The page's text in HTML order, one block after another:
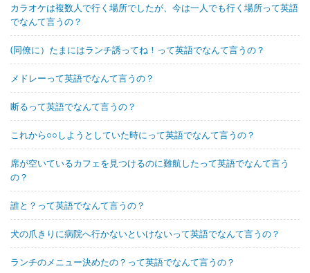
カラオケは複数人で行く場所でしたが、今は一人でも行く場所って英語
でなんて言うの？
(同僚に）たまにはランチ誘ってね！って英語でなんて言うの？
メドレーって英語でなんて言うの？
断るって英語でなんて言うの？
これから○○しようとしていた時にって英語でなんて言うの？
席が空いているカフェを見つけるのに難航したって英語でなんて言う
の？
誰と？って英語でなんて言うの？
犬の爪きりに病院へ行かないといけないって英語でなんて言うの？
ランチのメニュー決めたの？って英語でなんて言うの？